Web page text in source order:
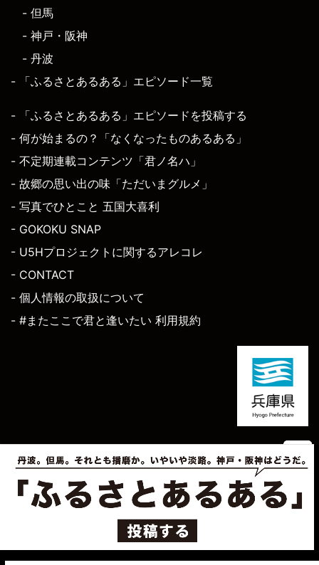
- 但馬
- 神戸・阪神
- 丹波
- 「ふるさとあるある」エピソード一覧
- 「ふるさとあるある」エピソードを投稿する
- 何が始まるの？「なくなったものあるある」
- 不定期連載コンテンツ「君ノ名ハ」
- 故郷の思い出の味「ただいまグルメ」
- 写真でひとこと 五国大喜利
- GOKOKU SNAP
- U5Hプロジェクトに関するアレコレ
- CONTACT
- 個人情報の取扱について
- #またここで君と逢いたい 利用規約